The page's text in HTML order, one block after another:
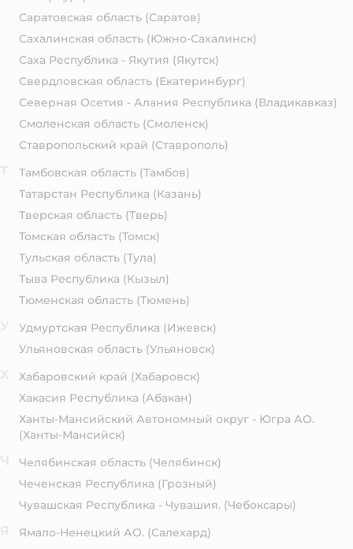
Саратовская область (Саратов)
Сахалинская область (Южно-Сахалинск)
Саха Республика - Якутия (Якутск)
Свердловская область (Екатеринбург)
Северная Осетия - Алания Республика (Владикавказ)
Смоленская область (Смоленск)
Ставропольский край (Ставрополь)
Тамбовская область (Тамбов)
Татарстан Республика (Казань)
Тверская область (Тверь)
Томская область (Томск)
Тульская область (Тула)
Тыва Республика (Кызыл)
Тюменская область (Тюмень)
Удмуртская Республика (Ижевск)
Ульяновская область (Ульяновск)
Хабаровский край (Хабаровск)
Хакасия Республика (Абакан)
Ханты-Мансийский Автономный округ - Югра АО.
(Ханты-Мансийск)
Челябинская область (Челябинск)
Чеченская Республика (Грозный)
Чувашская Республика - Чувашия. (Чебоксары)
Ямало-Ненецкий АО. (Салехард)